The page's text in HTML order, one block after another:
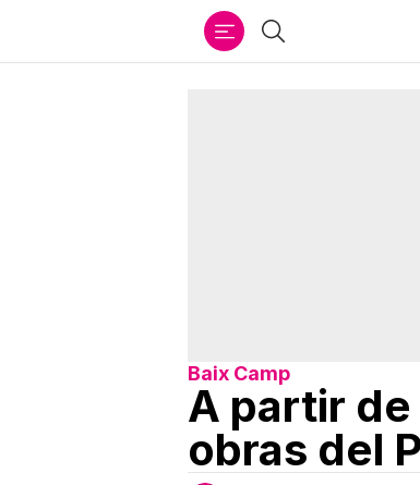
Buscar
Baix Camp
A partir de
obras del